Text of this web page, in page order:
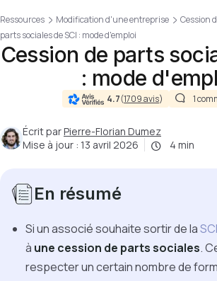
Ressources Modification d'une entreprise Cession
parts sociales de SCI : mode d'emploi
Cession de parts
: mode
4.7(1709 avis) 1
Écrit parPierre-Florian Dumez
Mise à jour : 13 avril 2026 4 min
En résumé
Si un associé souhaite sortir de laSCI
à une cession de parts sociales.
respecter un certain nombre de